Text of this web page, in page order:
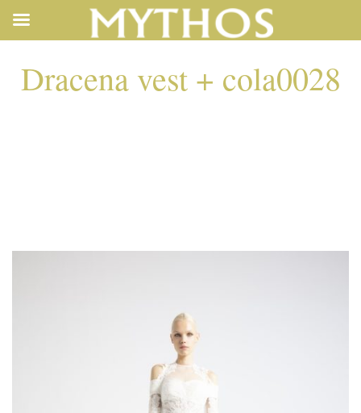
Dracena vest + cola0028